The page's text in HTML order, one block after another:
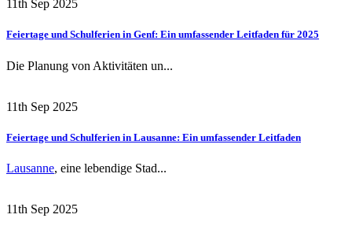
11th Sep 2025
Feiertage und Schulferien in Genf: Ein umfassender Leitfaden für 2025
Die Planung von Aktivitäten un...
11th Sep 2025
Feiertage und Schulferien in Lausanne: Ein umfassender Leitfaden
Lausanne, eine lebendige Stad...
11th Sep 2025